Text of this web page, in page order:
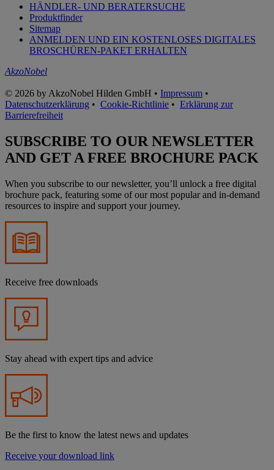
HÄNDLER- UND BERATERSUCHE
Produktfinder
Sitemap
ANMELDEN UND EIN KOSTENLOSES DIGITALES
BROSCHÜREN-PAKET ERHALTEN
AkzoNobel
© 2026 by AkzoNobel Hilden GmbH • Impressum •
Datenschutzerklärung • Cookie-Richtlinie • Erklärung zur
Barrierefreiheit
SUBSCRIBE TO OUR NEWSLETTER
AND GET A FREE BROCHURE PACK
When you subscribe to our newsletter, you’ll unlock a free digital
brochure pack, featuring some of our most popular and in-demand
resources to inspire and support your journey.
Receive free downloads
Stay ahead with expert tips and advice
Be the first to know the latest news and updates
Receive your download link